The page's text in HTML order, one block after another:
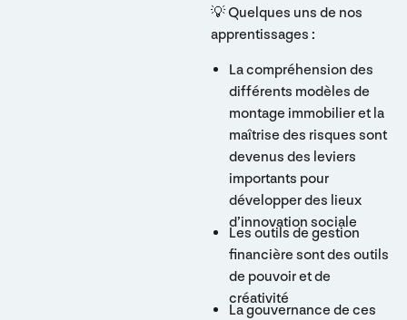
💡 Quelques uns de nos
apprentissages :
La compréhension des
différents modèles de
montage immobilier et la
maîtrise des risques sont
devenus des leviers
importants pour
développer des lieux
d’innovation sociale
Les outils de gestion
financière sont des outils
de pouvoir et de
créativité
La gouvernance de ces